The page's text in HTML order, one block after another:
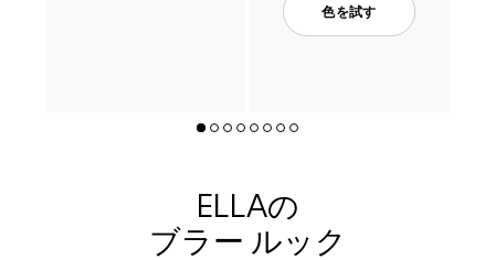
色を試す
ELLAの
ブラー ルック